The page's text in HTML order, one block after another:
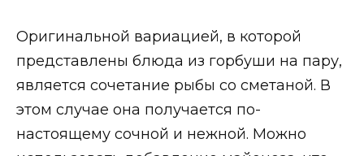
Оригинальной вариацией, в которой
представлены блюда из горбуши на пару,
является сочетание рыбы со сметаной. В
этом случае она получается по-
настоящему сочной и нежной. Можно